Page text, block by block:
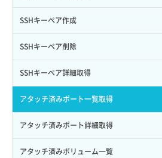
サブユーザーにロールを紐づけ
サブユーザー一覧取得
サブユーザー作成
サブユーザー削除
サブユーザー更新
サブユーザー詳細取得
スナップショット詳細一覧取得
スナップショット詳細取得（アイテム指定）
バックアップリストア
バックアップ一覧取得
バックアップ詳細一覧取得
バックアップ詳細取得
イメージ保存使用量取得
イメージ保存容量取得
イメージ保存容量変更
イメージ削除
イメージ詳細取得
SSHキーペア作成
SSHキーペア削除
SSHキーペア詳細取得
アタッチ済みポート一覧取得
アタッチ済みポート詳細取得
アタッチ済みボリューム一覧